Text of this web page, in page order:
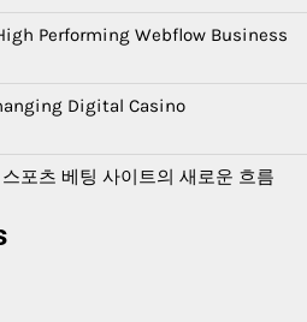
Performing Webflow Business
Digital Casino
포츠 베팅 사이트의 새로운 흐름